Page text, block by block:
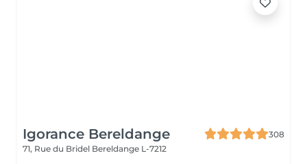
Igorance Bereldange
308
71, Rue du Bridel Bereldange L-7212